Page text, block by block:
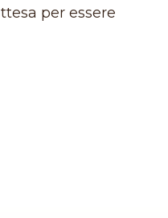
per essere